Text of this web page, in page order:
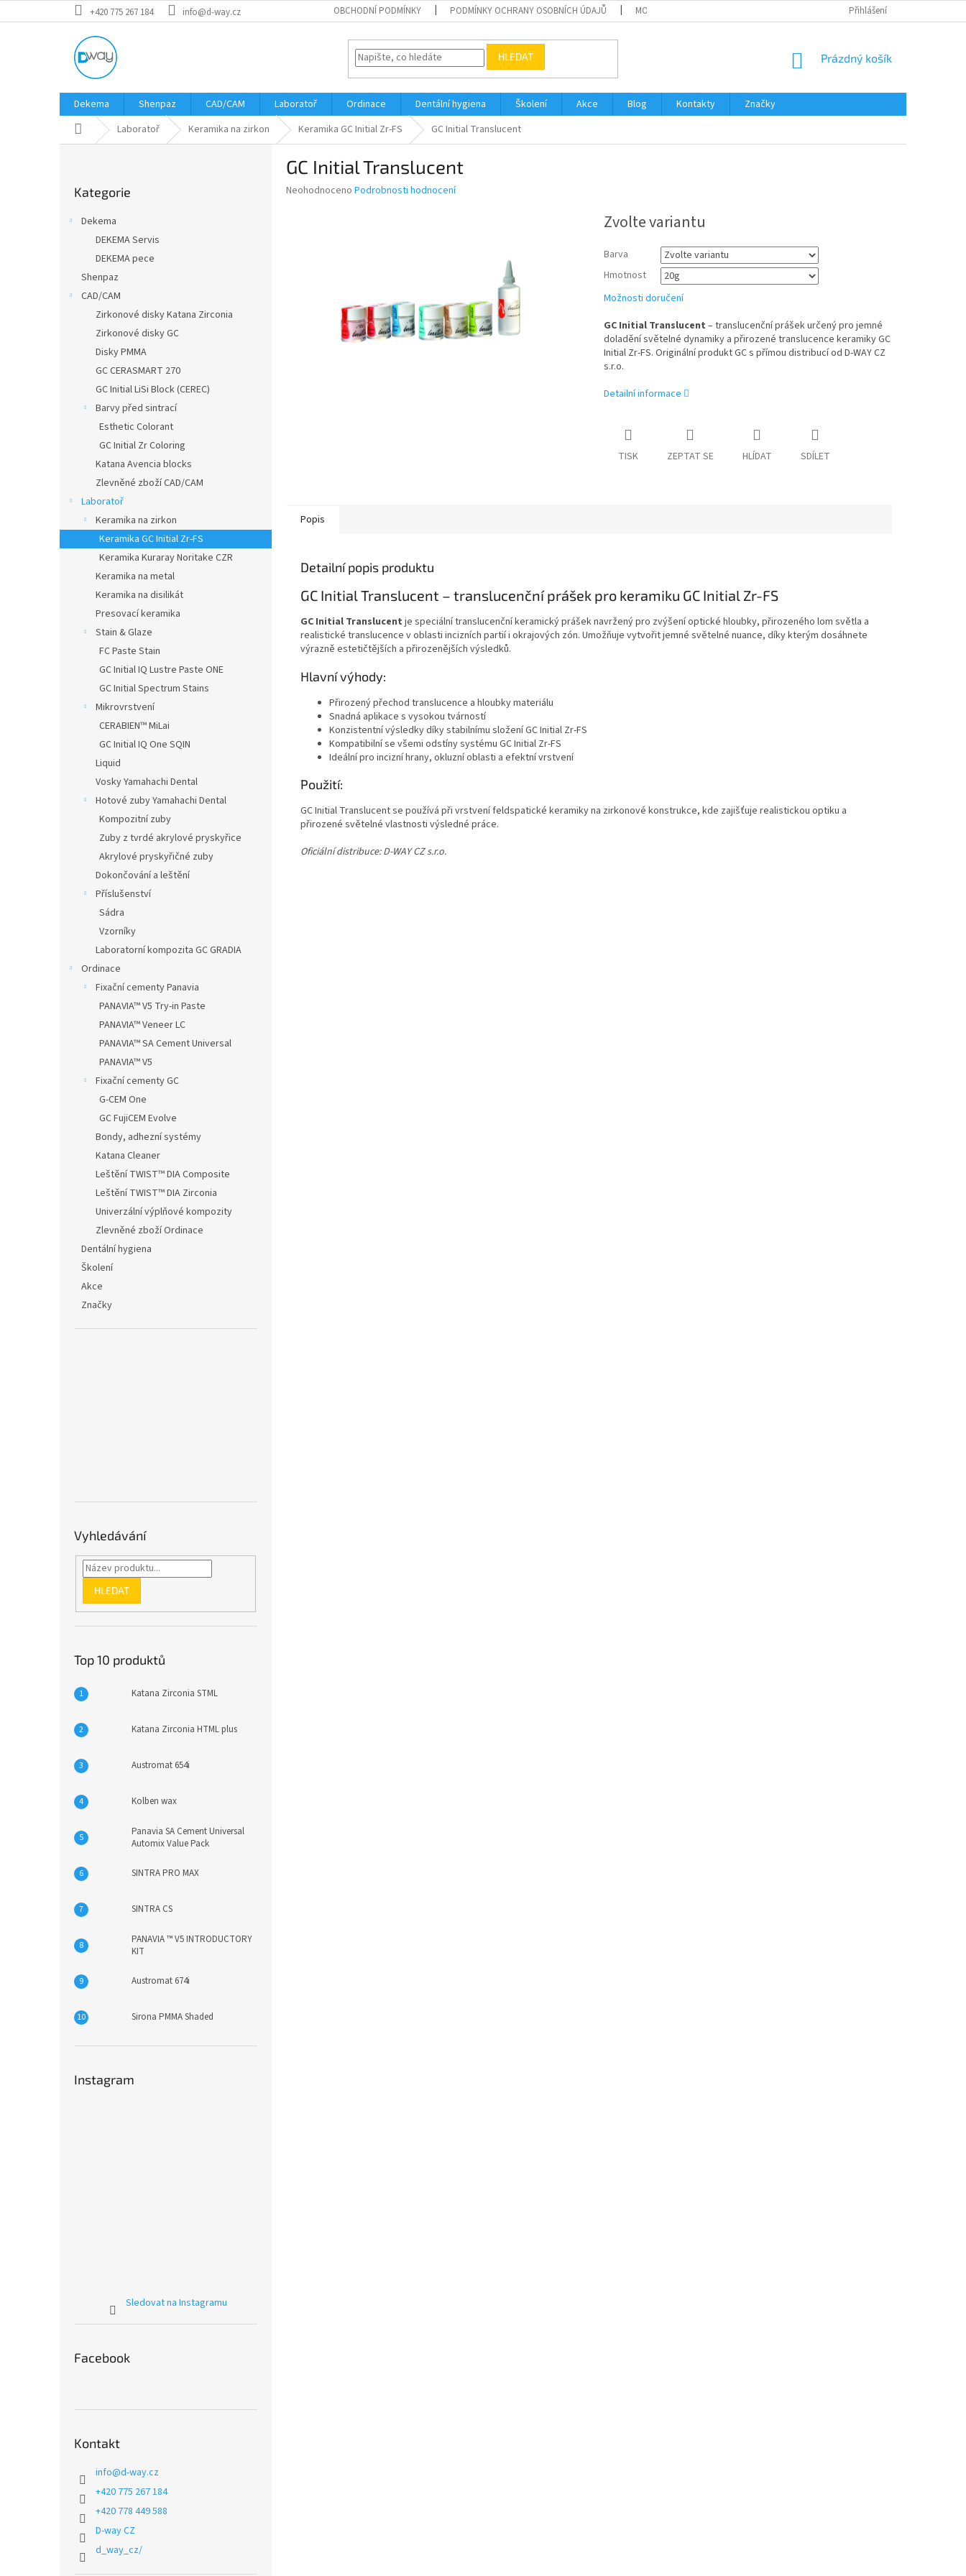
na
+420 775 267 184 info@d-way.cz OBCHODNÍ PODMÍNKY PODMÍNKY OCHRANY OSOBNÍCH ÚDAJŮ MOŽNOSTI PLATBY Přihlášení
HLEDAT
NÁKUPNÍ
Prázdný košík
Dekema Shenpaz CAD/CAM Laboratoř Ordinace Dentální hygiena Školení Akce Blog Kontakty
Značky
Domů Laboratoř Keramika na zirkon Keramika GC Initial Zr-FS GC Initial Translucent
kategorie
Kategorie
Dekema
DEKEMA Servis
DEKEMA pece
Shenpaz
CAD/CAM
Zirkonové disky Katana Zirconia
Zirkonové disky GC
Disky PMMA
GC CERASMART 270
GC Initial LiSi Block (CEREC)
Barvy před sintrací
Esthetic Colorant
GC Initial Zr Coloring
Katana Avencia blocks
Zlevněné zboží CAD/CAM
Laboratoř
Keramika na zirkon
Keramika GC Initial Zr-FS
Keramika Kuraray Noritake CZR
Keramika na metal
Keramika na disilikát
Presovací keramika
Stain & Glaze
FC Paste Stain
GC Initial IQ Lustre Paste ONE
GC Initial Spectrum Stains
Mikrovrstvení
CERABIEN™ MiLai
GC Initial IQ One SQIN
Liquid
Vosky Yamahachi Dental
Hotové zuby Yamahachi Dental
Kompozitní zuby
Zuby z tvrdé akrylové pryskyřice
Akrylové pryskyřičné zuby
Dokončování a leštění
Příslušenství
Sádra
Vzorníky
Laboratorní kompozita GC GRADIA
Ordinace
Fixační cementy Panavia
PANAVIA™ V5 Try-in Paste
PANAVIA™ Veneer LC
PANAVIA™ SA Cement Universal
PANAVIA™ V5
Fixační cementy GC
G-CEM One
GC FujiCEM Evolve
Bondy, adhezní systémy
Katana Cleaner
Leštění TWIST™ DIA Composite
Leštění TWIST™ DIA Zirconia
Univerzální výplňové kompozity
Zlevněné zboží Ordinace
Dentální hygiena
Školení
Akce
Značky
Vyhledávání
HLEDAT
Top 10 produktů
Katana Zirconia STML
Katana Zirconia HTML plus
Austromat 654i
Kolben wax
Panavia SA Cement Universal
Automix Value Pack
SINTRA PRO MAX
SINTRA CS
PANAVIA ™ V5 INTRODUCTORY
KIT
Austromat 674i
Sirona PMMA Shaded
Instagram
Sledovat na Instagramu
Facebook
Kontakt
info@d-way.cz
+420 775 267 184
+420 778 449 588
D-way CZ
d_way_cz/
GC Initial Translucent
Průměrné
Neohodnoceno Podrobnosti hodnocení
Zvolte variantu
Barva
Hmotnost
Možnosti doručení
GC Initial Translucent – translucenční prášek určený pro jemné
doladění světelné dynamiky a přirozené translucence keramiky GC
Initial Zr-FS. Originální produkt GC s přímou distribucí od D-WAY CZ
s.r.o.
Detailní informace
TISK ZEPTAT SE HLÍDAT SDÍLET
Popis
Detailní popis produktu
GC Initial Translucent – translucenční prášek pro keramiku GC Initial Zr-FS
GC Initial Translucent je speciální translucenční keramický prášek navržený pro zvýšení optické hloubky, přirozeného lom světla a
realistické translucence v oblasti incizních partií i okrajových zón. Umožňuje vytvořit jemné světelné nuance, díky kterým dosáhnete
výrazně estetičtějších a přirozenějších výsledků.
Hlavní výhody:
Přirozený přechod translucence a hloubky materiálu
Snadná aplikace s vysokou tvárností
Konzistentní výsledky díky stabilnímu složení GC Initial Zr-FS
Kompatibilní se všemi odstíny systému GC Initial Zr-FS
Ideální pro incizní hrany, okluzní oblasti a efektní vrstvení
Použití:
GC Initial Translucent se používá při vrstvení feldspatické keramiky na zirkonové konstrukce, kde zajišťuje realistickou optiku a
přirozené světelné vlastnosti výsledné práce.
Oficiální distribuce: D-WAY CZ s.r.o.